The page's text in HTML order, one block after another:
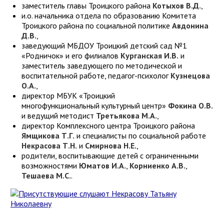
заместитель главы Троицкого района Котыхов В.Д.,
и.о. начальника отдела по образованию Комитета
Троицкого района по социальной политике Авдонина
Д.В.,
заведующий МБДОУ Троицкий детский сад №1
«Родничок» и его филиалов Курганская И.В. и
заместитель заведующего по методической и
воспитательной работе, педагог-психолог Кузнецова
О.А.,
директор МБУК «Троицкий
многофункциональный культурный центр» Фокина О.В.
и ведущий методист Третьякова М.А.,
директор Комплексного центра Троицкого района
Ямщикова Т.Г. и специалисты по социальной работе
Некрасова Т.Н. и Смирнова Н.Е.,
родители, воспитывающие детей с ограниченными
возможностями Юматов И.А., Корниенко А.В.,
Тешаева М.С..